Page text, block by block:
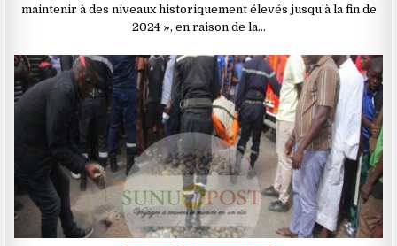
maintenir à des niveaux historiquement élevés jusqu’à la fin de
2024 », en raison de la…